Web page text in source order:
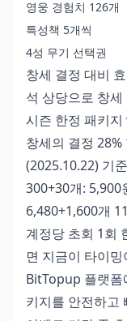
영웅 경험치 126개
특성책 5개씩
4성 무기 선택권
창세 결정 대비
석 상당으로 창
시즌 한정 패키
창세의 결정
(2025.10.22) 기
300+30개:
6,480+1,600개
계정당 초회 1회
면 지금이 타이밍
BitTopup 플랫폼
키지를 안전하고